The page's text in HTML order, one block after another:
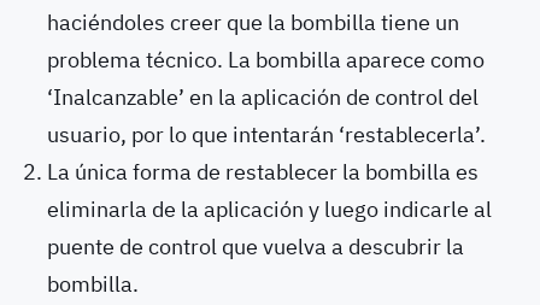
haciéndoles creer que la bombilla tiene un
problema técnico. La bombilla aparece como
‘Inalcanzable’ en la aplicación de control del
usuario, por lo que intentarán ‘restablecerla’.
La única forma de restablecer la bombilla es
eliminarla de la aplicación y luego indicarle al
puente de control que vuelva a descubrir la
bombilla.